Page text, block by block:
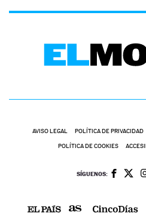
AVISO LEGAL POLÍTICA DE PRIVACIDAD
POLÍTICA DE COOKIES
SÍGUENOS: